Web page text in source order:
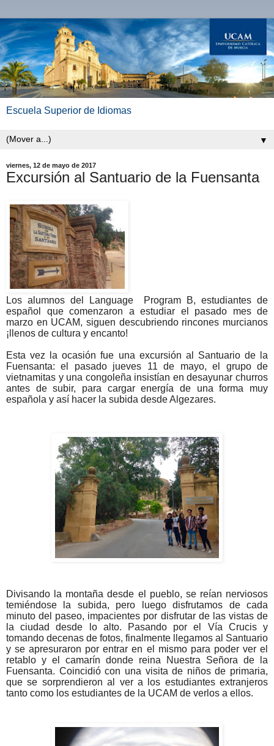
Escuela Superior de Idiomas
▼
viernes, 12 de mayo de 2017
Excursión al Santuario de la Fuensanta
Los alumnos del Language Program B, estudiantes de
español que comenzaron a estudiar el pasado mes de
marzo en UCAM, siguen descubriendo rincones murcianos
¡llenos de cultura y encanto!
Esta vez la ocasión fue una excursión al Santuario de la
Fuensanta: el pasado jueves 11 de mayo, el grupo de
vietnamitas y una congoleña insistían en desayunar churros
antes de subir, para cargar energía de una forma muy
española y así hacer la subida desde Algezares.
Divisando la montaña desde el pueblo, se reían nerviosos
temiéndose la subida, pero luego disfrutamos de cada
minuto del paseo, impacientes por disfrutar de las vistas de
la ciudad desde lo alto. Pasando por el Vía Crucis y
tomando decenas de fotos, finalmente llegamos al Santuario
y se apresuraron por entrar en el mismo para poder ver el
retablo y el camarín donde reina Nuestra Señora de la
Fuensanta. Coincidió con una visita de niños de primaria,
que se sorprendieron al ver a los estudiantes extranjeros
tanto como los estudiantes de la UCAM de verlos a ellos.